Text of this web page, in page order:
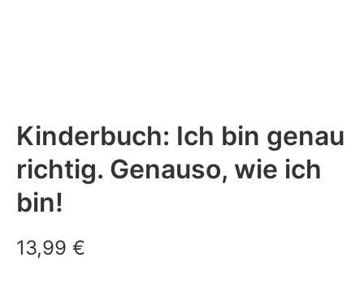
Kinderbuch: Ich bin genau
richtig. Genauso, wie ich
bin!
13,99 €